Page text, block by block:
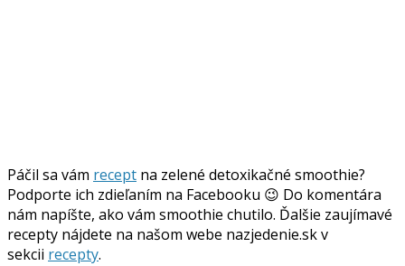
Páčil sa vám recept na zelené detoxikačné smoothie?
Podporte ich zdieľaním na Facebooku 😉 Do komentára
nám napíšte, ako vám smoothie chutilo. Ďalšie zaujímavé
recepty nájdete na našom webe nazjedenie.sk v
sekcii recepty.